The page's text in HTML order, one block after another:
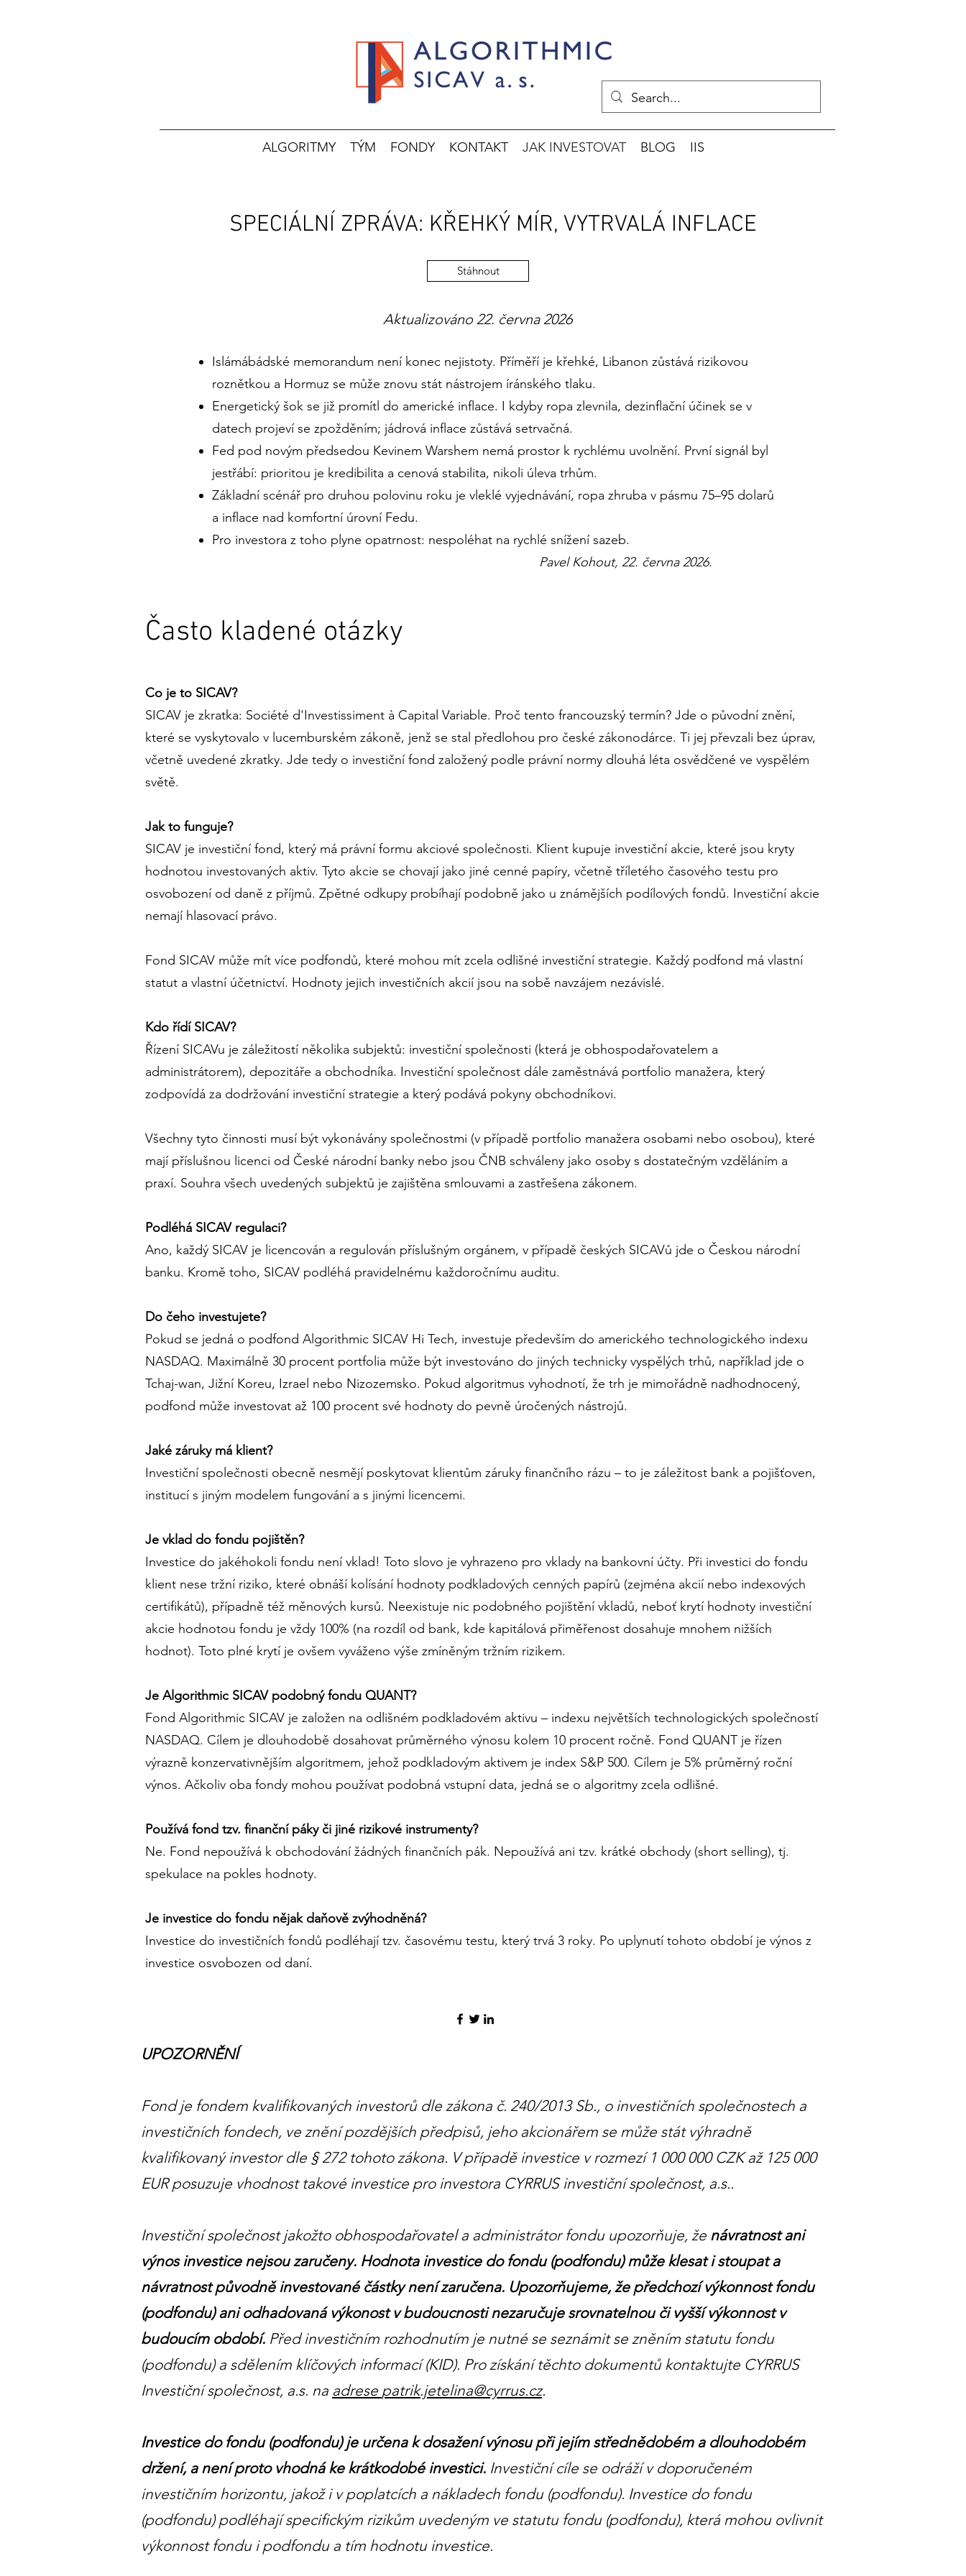
ALGORITMY TÝM FONDY KONTAKT JAK INVESTOVAT BLOG IIS
SPECIÁLNÍ ZPRÁVA: KŘEHKÝ MÍR, VYTRVALÁ INFLACE
Stáhnout
Aktualizováno 22. června 2026
Islámábádské memorandum není konec nejistoty. Příměří je křehké, Libanon zůstává rizikovou
roznětkou a Hormuz se může znovu stát nástrojem íránského tlaku.
Energetický šok se již promítl do americké inflace. I kdyby ropa zlevnila, dezinflační účinek se v
datech projeví se zpožděním; jádrová inflace zůstává setrvačná.
Fed pod novým předsedou Kevinem Warshem nemá prostor k rychlému uvolnění. První signál byl
jestřábí: prioritou je kredibilita a cenová stabilita, nikoli úleva trhům.
Základní scénář pro druhou polovinu roku je vleklé vyjednávání, ropa zhruba v pásmu 75–95 dolarů
a inflace nad komfortní úrovní Fedu.
Pro investora z toho plyne opatrnost: nespoléhat na rychlé snížení sazeb.
Pavel Kohout, 22. června 2026.
Často kladené otázky
Co je to SICAV?
SICAV je zkratka: Société d'Investissiment à Capital Variable. Proč tento francouzský termín? Jde o původní znění,
které se vyskytovalo v lucemburském zákoně, jenž se stal předlohou pro české zákonodárce. Ti jej převzali bez úprav,
včetně uvedené zkratky. Jde tedy o investiční fond založený podle právní normy dlouhá léta osvědčené ve vyspělém
světě.
Jak to funguje?
SICAV je investiční fond, který má právní formu akciové společnosti. Klient kupuje investiční akcie, které jsou kryty
hodnotou investovaných aktiv. Tyto akcie se chovají jako jiné cenné papíry, včetně tříletého časového testu pro
osvobození od daně z příjmů. Zpětné odkupy probíhají podobně jako u známějších podílových fondů. Investiční akcie
nemají hlasovací právo.
Fond SICAV může mít více podfondů, které mohou mít zcela odlišné investiční strategie. Každý podfond má vlastní
statut a vlastní účetnictví. Hodnoty jejich investičních akcií jsou na sobě navzájem nezávislé.
Kdo řídí SICAV?
Řízení SICAVu je záležitostí několika subjektů: investiční společnosti (která je obhospodařovatelem a
administrátorem), depozitáře a obchodníka. Investiční společnost dále zaměstnává portfolio manažera, který
zodpovídá za dodržování investiční strategie a který podává pokyny obchodníkovi.
Všechny tyto činnosti musí být vykonávány společnostmi (v případě portfolio manažera osobami nebo osobou), které
mají příslušnou licenci od České národní banky nebo jsou ČNB schváleny jako osoby s dostatečným vzděláním a
praxí. Souhra všech uvedených subjektů je zajištěna smlouvami a zastřešena zákonem.
Podléhá SICAV regulaci?
Ano, každý SICAV je licencován a regulován příslušným orgánem, v případě českých SICAVů jde o Českou národní
banku. Kromě toho, SICAV podléhá pravidelnému každoročnímu auditu.
Do čeho investujete?
Pokud se jedná o podfond Algorithmic SICAV Hi Tech, investuje především do amerického technologického indexu
NASDAQ. Maximálně 30 procent portfolia může být investováno do jiných technicky vyspělých trhů, například jde o
Tchaj-wan, Jižní Koreu, Izrael nebo Nizozemsko. Pokud algoritmus vyhodnotí, že trh je mimořádně nadhodnocený,
podfond může investovat až 100 procent své hodnoty do pevně úročených nástrojů.
Jaké záruky má klient?
Investiční společnosti obecně nesmějí poskytovat klientům záruky finančního rázu – to je záležitost bank a pojišťoven,
institucí s jiným modelem fungování a s jinými licencemi.
Je vklad do fondu pojištěn?
Investice do jakéhokoli fondu není vklad! Toto slovo je vyhrazeno pro vklady na bankovní účty. Při investici do fondu
klient nese tržní riziko, které obnáší kolísání hodnoty podkladových cenných papírů (zejména akcií nebo indexových
certifikátů), případně též měnových kursů. Neexistuje nic podobného pojištění vkladů, neboť krytí hodnoty investiční
akcie hodnotou fondu je vždy 100% (na rozdíl od bank, kde kapitálová přiměřenost dosahuje mnohem nižších
hodnot). Toto plné krytí je ovšem vyváženo výše zmíněným tržním rizikem.
Je Algorithmic SICAV podobný fondu QUANT?
Fond Algorithmic SICAV je založen na odlišném podkladovém aktivu – indexu největších technologických společností
NASDAQ. Cílem je dlouhodobě dosahovat průměrného výnosu kolem 10 procent ročně. Fond QUANT je řízen
výrazně konzervativnějším algoritmem, jehož podkladovým aktivem je index S&P 500. Cílem je 5% průměrný roční
výnos. Ačkoliv oba fondy mohou používat podobná vstupní data, jedná se o algoritmy zcela odlišné.
Používá fond tzv. finanční páky či jiné rizikové instrumenty?
Ne. Fond nepoužívá k obchodování žádných finančních pák. Nepoužívá ani tzv. krátké obchody (short selling), tj.
spekulace na pokles hodnoty.
Je investice do fondu nějak daňově zvýhodněná?
Investice do investičních fondů podléhají tzv. časovému testu, který trvá 3 roky. Po uplynutí tohoto období je výnos z
investice osvobozen od daní.
UPOZORNĚNÍ
Fond je fondem kvalifikovaných investorů dle zákona č. 240/2013 Sb., o investičních společnostech a
investičních fondech, ve znění pozdějších předpisů, jeho akcionářem se může stát výhradně
kvalifikovaný investor dle § 272 tohoto zákona. V případě investice v rozmezí 1 000 000 CZK až 125 000
EUR posuzuje vhodnost takové investice pro investora CYRRUS investiční společnost, a.s..
Investiční společnost jakožto obhospodařovatel a administrátor fondu upozorňuje, že návratnost ani
výnos investice nejsou zaručeny. Hodnota investice do fondu (podfondu) může klesat i stoupat a
návratnost původně investované částky není zaručena. Upozorňujeme, že předchozí výkonnost fondu
(podfondu) ani odhadovaná výkonost v budoucnosti nezaručuje srovnatelnou či vyšší výkonnost v
budoucím období. Před investičním rozhodnutím je nutné se seznámit se zněním statutu fondu
(podfondu) a sdělením klíčových informací (KID). Pro získání těchto dokumentů kontaktujte CYRRUS
Investiční společnost, a.s. na adrese patrik.jetelina@cyrrus.cz.
Investice do fondu (podfondu) je určena k dosažení výnosu při jejím střednědobém a dlouhodobém
držení, a není proto vhodná ke krátkodobé investici. Investiční cíle se odráží v doporučeném
investičním horizontu, jakož i v poplatcích a nákladech fondu (podfondu). Investice do fondu
(podfondu) podléhají specifickým rizikům uvedeným ve statutu fondu (podfondu), která mohou ovlivnit
výkonnost fondu i podfondu a tím hodnotu investice.